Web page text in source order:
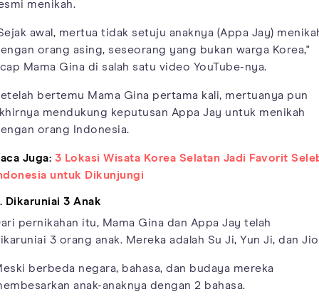
menikah.
awal, mertua tidak setuju anaknya (Appa Jay)
orang asing, seseorang yang bukan warga Korea,"
Mama Gina di salah satu video YouTube-nya.
bertemu Mama Gina pertama kali, mertuanya pun
mendukung keputusan Appa Jay untuk menikah
orang Indonesia.
Juga: 3 Lokasi Wisata Korea Selatan Jadi Favorit
untuk Dikunjungi
Dikaruniai 3 Anak
pernikahan itu, Mama Gina dan Appa Jay telah
3 orang anak. Mereka adalah Su Ji, Yun Ji, dan
berbeda negara, bahasa, dan budaya mereka
anak-anaknya dengan 2 bahasa.